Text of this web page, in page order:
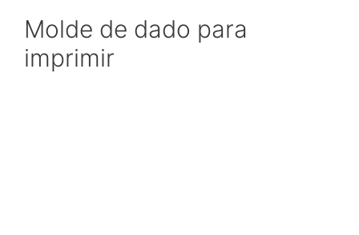
Molde de dado para
imprimir